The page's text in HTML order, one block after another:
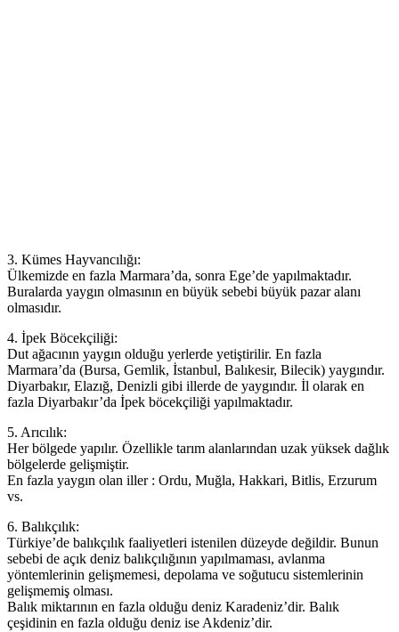
3. Kümes Hayvancılığı:
Ülkemizde en fazla Marmara’da, sonra Ege’de yapılmaktadır.
Buralarda yaygın olmasının en büyük sebebi büyük pazar alanı
olmasıdır.
4. İpek Böcekçiliği:
Dut ağacının yaygın olduğu yerlerde yetiştirilir. En fazla
Marmara’da (Bursa, Gemlik, İstanbul, Balıkesir, Bilecik) yaygındır.
Diyarbakır, Elazığ, Denizli gibi illerde de yaygındır. İl olarak en
fazla Diyarbakır’da İpek böcekçiliği yapılmaktadır.
5. Arıcılık:
Her bölgede yapılır. Özellikle tarım alanlarından uzak yüksek dağlık
bölgelerde gelişmiştir.
En fazla yaygın olan iller : Ordu, Muğla, Hakkari, Bitlis, Erzurum
vs.
6. Balıkçılık:
Türkiye’de balıkçılık faaliyetleri istenilen düzeyde değildir. Bunun
sebebi de açık deniz balıkçılığının yapılmaması, avlanma
yöntemlerinin gelişmemesi, depolama ve soğutucu sistemlerinin
gelişmemiş olması.
Balık miktarının en fazla olduğu deniz Karadeniz’dir. Balık
çeşidinin en fazla olduğu deniz ise Akdeniz’dir.